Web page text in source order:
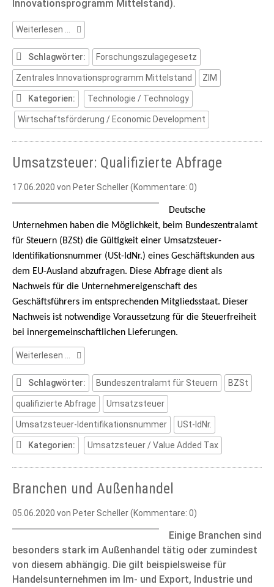
Innovationsprogramm Mittelstand).
Weiterlesen …
Forschungszulagengesetz
(1)
Schlagwörter:
Forschungszulagegesetz
Zentrales Innovationsprogramm Mittelstand ZIM
Kategorien: Technologie / Technology
Wirtschaftsförderung / Economic Development
Umsatzsteuer: Qualifizierte Abfrage
17.06.2020 von Peter Scheller (Kommentare: 0)
Deutsche
Unternehmen haben die Möglichkeit, beim Bundeszentralamt
für Steuern (BZSt) die Gültigkeit einer Umsatzsteuer-
Identifikationsnummer (USt-IdNr.) eines Geschäftskunden aus
dem EU-Ausland abzufragen. Diese Abfrage dient als
Nachweis für die Unternehmereigenschaft des
Geschäftsführers im entsprechenden Mitgliedsstaat. Dieser
Nachweis ist notwendige Voraussetzung für die Steuerfreiheit
bei innergemeinschaftlichen Lieferungen.
Weiterlesen …
Umsatzsteuer:
Qualifizierte
Abfrage
Schlagwörter: Bundeszentralamt für Steuern BZSt
qualifizierte Abfrage Umsatzsteuer
Umsatzsteuer-Identifikationsnummer USt-IdNr.
Kategorien: Umsatzsteuer / Value Added Tax
Branchen und Außenhandel
05.06.2020 von Peter Scheller (Kommentare: 0)
Einige Branchen sind
besonders stark im Außenhandel tätig oder zumindest
von diesem abhängig. Die gilt beispielsweise für
Handelsunternehmen im Im- und Export, Industrie und